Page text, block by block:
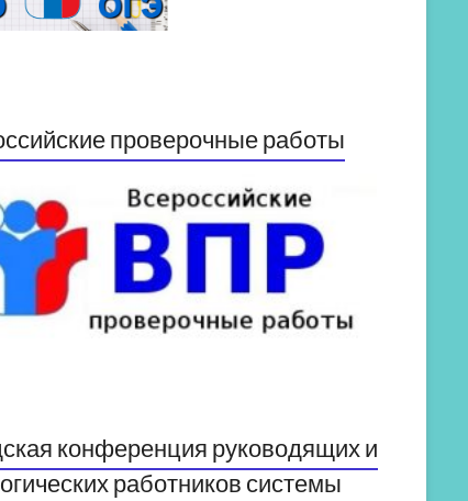
проверочные работы
конференция руководящих и
работников системы